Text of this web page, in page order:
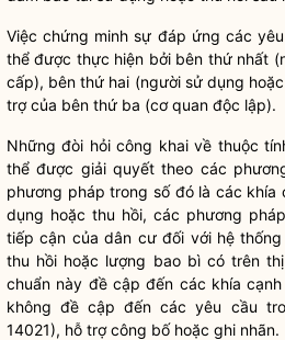
Việc chứng minh sự đáp ứng các
thể được thực hiện bởi bên thứ nhất
cấp), bên thứ hai (người sử dụng
trợ của bên thứ ba (cơ quan độc lập).
Những đòi hỏi công khai về thuộc
thể được giải quyết theo các
phương pháp trong số đó là các
dụng hoặc thu hồi, các phương
tiếp cận của dân cư đối với hệ
thu hồi hoặc lượng bao bì có trên
chuẩn này đề cập đến các khía
không đề cập đến các yêu cầu
14021), hỗ trợ công bố hoặc ghi nhãn.